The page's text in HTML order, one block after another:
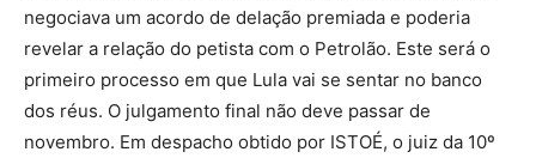
negociava um acordo de delação premiada e poderia
revelar a relação do petista com o Petrolão. Este será o
primeiro processo em que Lula vai se sentar no banco
dos réus. O julgamento final não deve passar de
novembro. Em despacho obtido por ISTOÉ, o juiz da 10º